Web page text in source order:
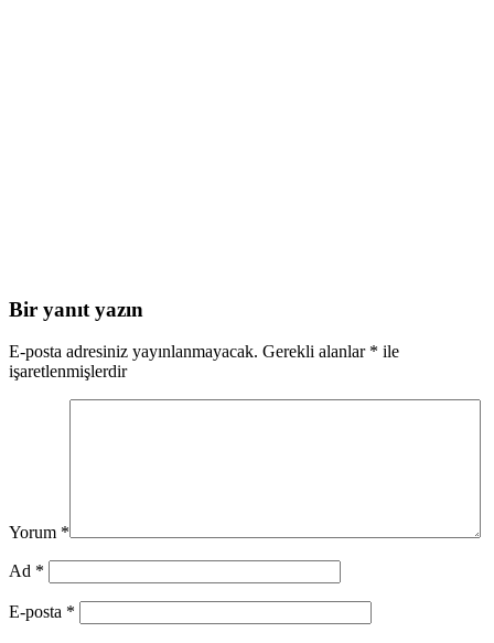
Bir yanıt yazın
E-posta adresiniz yayınlanmayacak. Gerekli alanlar * ile
işaretlenmişlerdir
Yorum *
Ad *
E-posta *